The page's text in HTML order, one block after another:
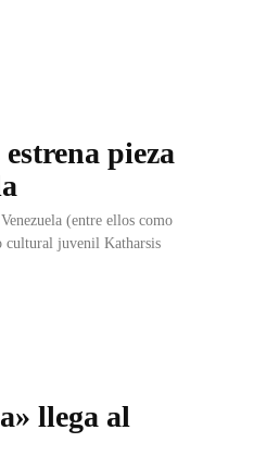
pieza
(entre ellos como
cultural juvenil Ka‎tharsis
llega al